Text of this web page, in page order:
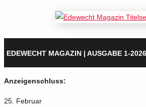
EDEWECHT MAGAZIN | AUSGABE 1-2026
Anzeigenschluss:
25. Februar